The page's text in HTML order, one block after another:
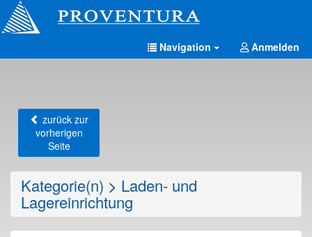
Navigation Anmelden
zurück zur
vorherigen
Seite
Kategorie(n) > Laden- und
Lagereinrichtung